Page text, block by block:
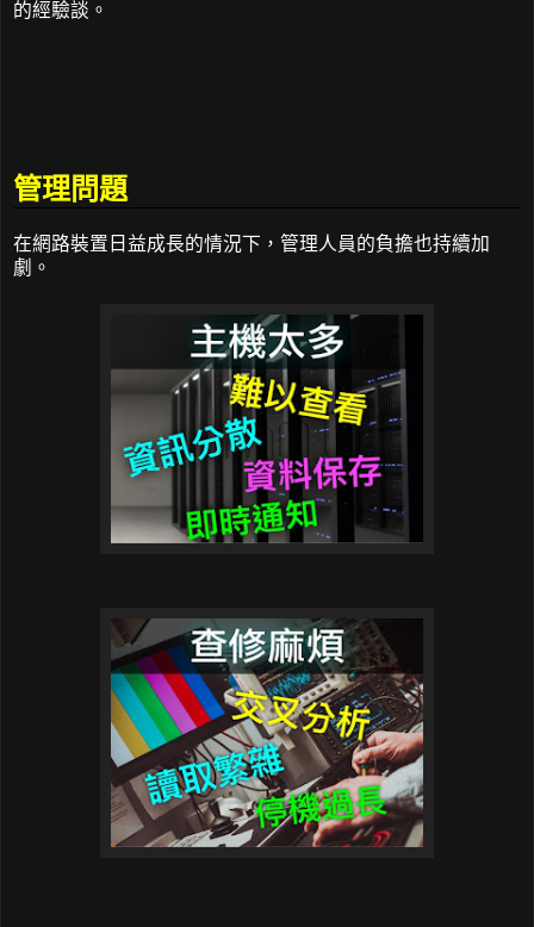
的經驗談。
管理問題
在網路裝置日益成長的情況下，管理人員的負擔也持續加
劇。